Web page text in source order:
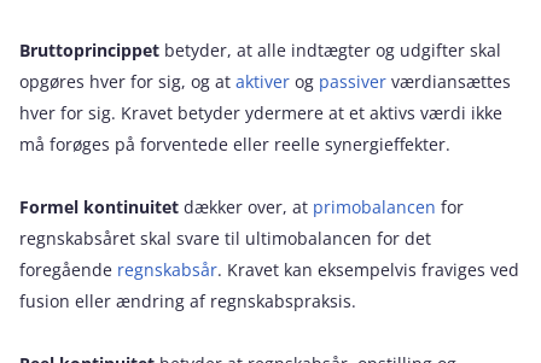
Bruttoprincippet betyder, at alle indtægter og udgifter skal
opgøres hver for sig, og at aktiver og passiver værdiansættes
hver for sig. Kravet betyder ydermere at et aktivs værdi ikke
må forøges på forventede eller reelle synergieffekter.
Formel kontinuitet dækker over, at primobalancen for
regnskabsåret skal svare til ultimobalancen for det
foregående regnskabsår. Kravet kan eksempelvis fraviges ved
fusion eller ændring af regnskabspraksis.